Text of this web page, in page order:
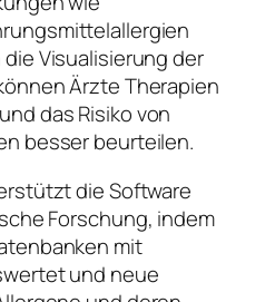
Visualisierung der
Ärzte Therapien
das Risiko von
besser beurteilen.
die Software
Forschung, indem
mit
und neue